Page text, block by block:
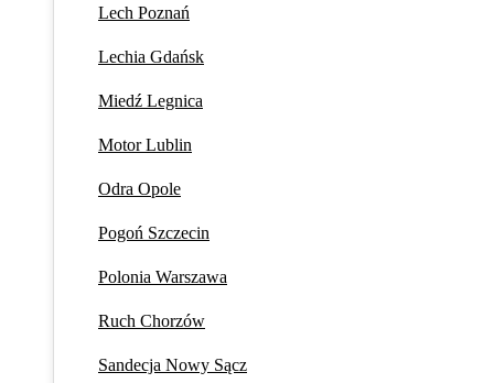
Lech Poznań
Lechia Gdańsk
Miedź Legnica
Motor Lublin
Odra Opole
Pogoń Szczecin
Polonia Warszawa
Ruch Chorzów
Sandecja Nowy Sącz